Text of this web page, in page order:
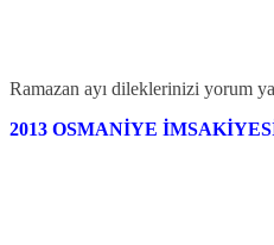
Ramazan ayı dileklerinizi yorum
2013 OSMANİYE